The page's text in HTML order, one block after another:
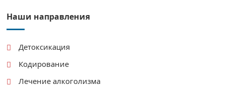
Наши направления
Детоксикация
Кодирование
Лечение алкоголизма